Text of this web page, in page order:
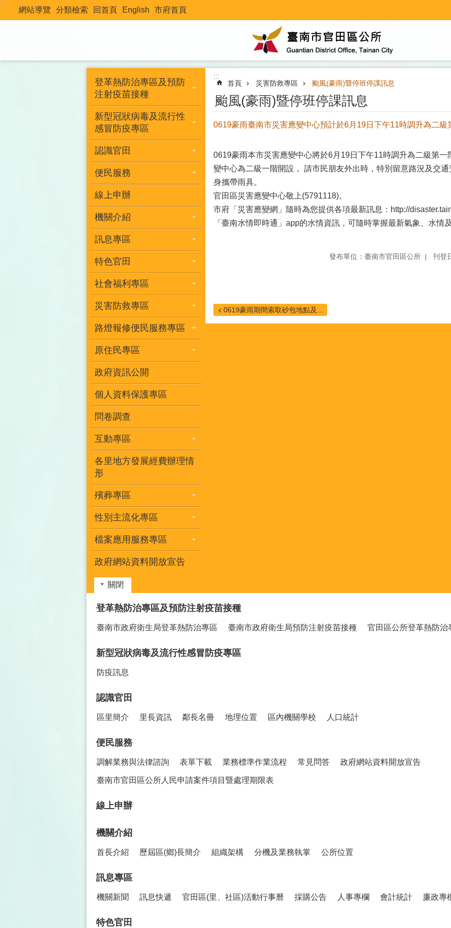
跳到主要內容區塊
:::
網站導覽 分類檢索 回首頁 English 市府首頁
:::
登革熱防治專區及預防
注射疫苗接種
新型冠狀病毒及流行性
感冒防疫專區
認識官田
便民服務
線上申辦
機關介紹
訊息專區
特色官田
社會福利專區
災害防救專區
路燈報修便民服務專區
原住民專區
政府資訊公開
個人資料保護專區
問卷調查
互動專區
各里地方發展經費辦理情
形
殯葬專區
性別主流化專區
檔案應用服務專區
政府網站資料開放宣告
:::
首頁 災害防救專區 颱風(豪雨)暨停班停課訊息
颱風(豪雨)暨停班停課訊息
0619豪雨臺南市災害應變中心預計於6月19日下午11時調升為二級
0619豪雨本市災害應變中心將於6月19日下午11時調升為二級第
變中心為二級一階開設， 請市民朋友外出時，特別留意路況及交
身攜帶雨具。
官田區災害應變中心敬上(5791118)。
市府「災害應變網」隨時為您提供各項最新訊息： http://
「臺南水情即時通」app的水情資訊，可隨時掌握最新氣象、水情
發布單位：臺南市官田區公所 刊登
0619豪雨期間索取砂包地點及...
關閉
登革熱防治專區及預防注射疫苗接種
臺南市政府衛生局登革熱防治專區 臺南市政府衛生局預防注射疫苗接種 官田區公所登革熱防治
新型冠狀病毒及流行性感冒防疫專區
防疫訊息
認識官田
區里簡介 里長資訊 鄰長名冊 地理位置 區內機關學校 人口統計
便民服務
調解業務與法律諮詢 表單下載 業務標準作業流程 常見問答 政府網站資料開放宣告
臺南市官田區公所人民申請案件項目暨處理期限表
線上申辦
機關介紹
首長介紹 歷屆區(鄉)長簡介 組織架構 分機及業務執掌 公所位置
訊息專區
機關新聞 訊息快遞 官田區(里、社區)活動行事曆 採購公告 人事專欄 會計統計 廉政專
特色官田